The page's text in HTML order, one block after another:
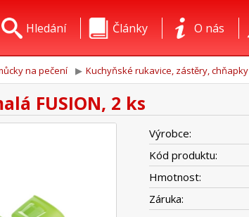
O nás
Články
Hledání
na pečení Kuchyňské rukavice, zástěry, chňapky
FUSION, 2 ks
Výrobce:
Kód produktu:
Hmotnost:
Záruka: